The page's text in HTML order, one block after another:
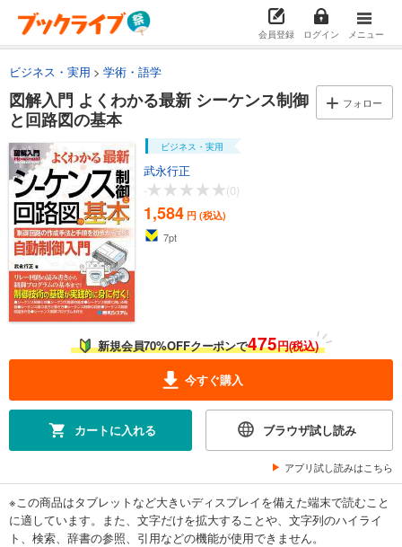
会員登録 ログイン メニュー
ビジネス・実用 学術・語学
図解入門 よくわかる最新 シーケンス制御
と回路図の基本
フォロー
ビジネス・実用
武永行正
-
(0)
1,584 円 (税込)
7pt
新規会員70%OFFクーポンで475円(税込)
今すぐ購入
カートに入れる ブラウザ試し読み
アプリ試し読みはこちら
※この商品はタブレットなど大きいディスプレイを備えた端末で読むこと
に適しています。また、文字だけを拡大することや、文字列のハイライ
ト、検索、辞書の参照、引用などの機能が使用できません。